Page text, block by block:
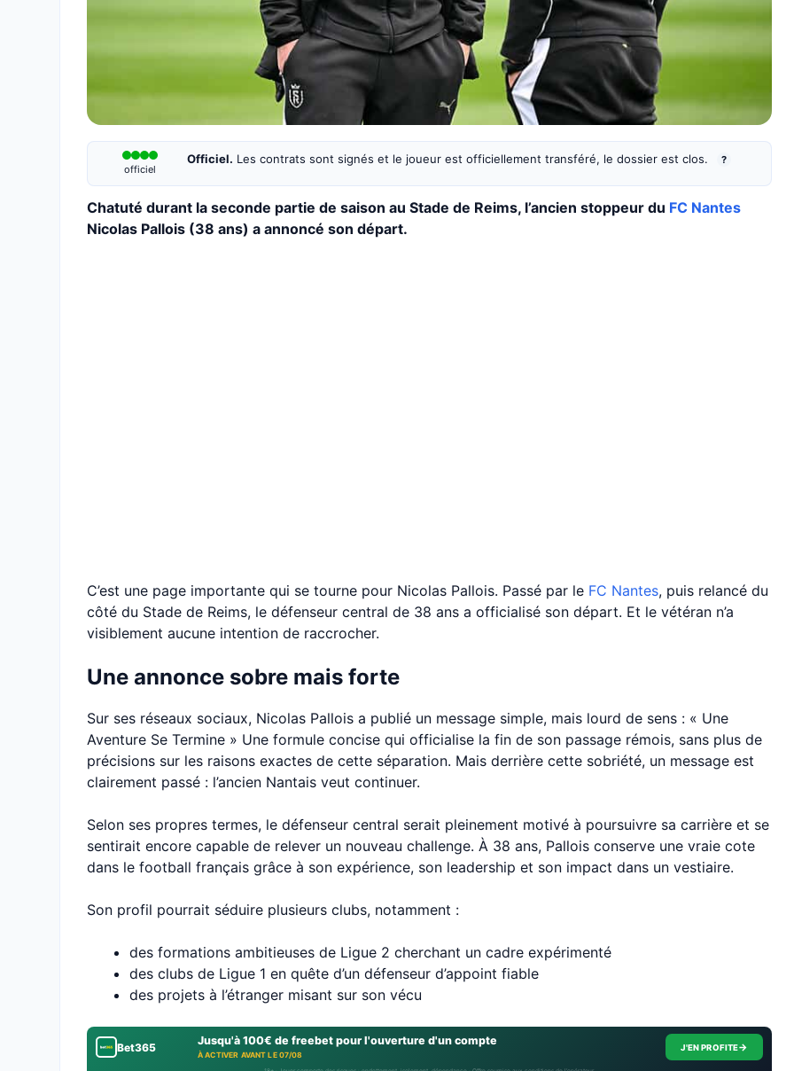
officiel
Officiel. Les contrats sont signés et le joueur est officiellement transféré, le dossier est clos. ?
Chatuté durant la seconde partie de saison au Stade de Reims, l’ancien stoppeur du FC Nantes
Nicolas Pallois (38 ans) a annoncé son départ.
C’est une page importante qui se tourne pour Nicolas Pallois. Passé par le FC Nantes, puis relancé du
côté du Stade de Reims, le défenseur central de 38 ans a officialisé son départ. Et le vétéran n’a
visiblement aucune intention de raccrocher.
Une annonce sobre mais forte
Sur ses réseaux sociaux, Nicolas Pallois a publié un message simple, mais lourd de sens : « Une
Aventure Se Termine » Une formule concise qui officialise la fin de son passage rémois, sans plus de
précisions sur les raisons exactes de cette séparation. Mais derrière cette sobriété, un message est
clairement passé : l’ancien Nantais veut continuer.
Selon ses propres termes, le défenseur central serait pleinement motivé à poursuivre sa carrière et se
sentirait encore capable de relever un nouveau challenge. À 38 ans, Pallois conserve une vraie cote
dans le football français grâce à son expérience, son leadership et son impact dans un vestiaire.
Son profil pourrait séduire plusieurs clubs, notamment :
des formations ambitieuses de Ligue 2 cherchant un cadre expérimenté
des clubs de Ligue 1 en quête d’un défenseur d’appoint fiable
des projets à l’étranger misant sur son vécu
Bet365 Jusqu'à 100€ de freebet pour l'ouverture d'un compte
À ACTIVER AVANT LE 07/08
J'EN PROFITE→